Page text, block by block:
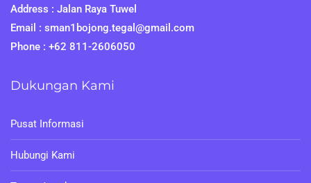
Address : Jalan Raya Tuwel
Email : sman1bojong.tegal@gmail.com
Phone : +62 811-2606050
Dukungan Kami
Pusat Informasi
Hubungi Kami